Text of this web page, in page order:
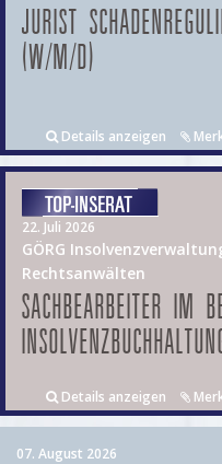
JURIST
(W/M/D)
Details anzeigen
22. Juli 2026
GÖRG
Rechtsanwälten
SACHBEARBEITER IM
Details anzeigen
07. August 2026